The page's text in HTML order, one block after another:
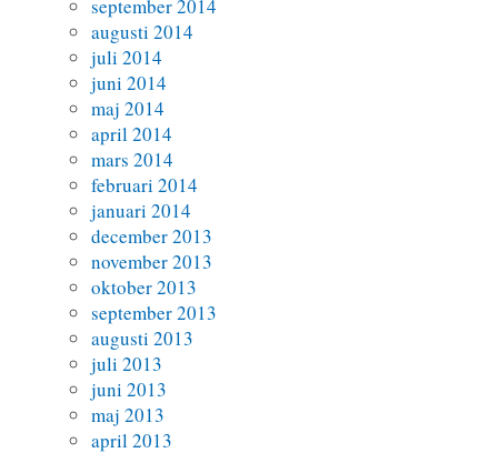
september 2014
augusti 2014
juli 2014
juni 2014
maj 2014
april 2014
mars 2014
februari 2014
januari 2014
december 2013
november 2013
oktober 2013
september 2013
augusti 2013
juli 2013
juni 2013
maj 2013
april 2013